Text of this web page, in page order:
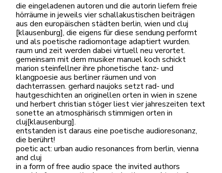
die eingeladenen autoren und die autorin liefern freie
hörräume in jeweils vier schallakustischen beiträgen
aus den europäischen städten berlin, wien und cluj
[klausenburg], die eigens für diese sendung performt
und als poetische radiomontage adaptiert wurden.
raum und zeit werden dabei virtuell neu verortet.
gemeinsam mit dem musiker manuel koch schickt
marion steinfellner ihre phonetische tanz- und
klangpoesie aus berliner räumen und von
dachterrassen. gerhard naujoks setzt rad- und
hautgeschichten an originellen orten in wien in szene
und herbert christian stöger liest vier jahreszeiten text
sonette an atmosphärisch stimmigen orten in
cluj[klausenburg].
entstanden ist daraus eine poetische audioresonanz,
die berührt!
poetic act: urban audio resonances from berlin, vienna
and cluj
in a form of free audio space the invited authors